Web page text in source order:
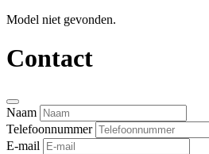
Model niet gevonden.
Contact
Naam
Telefoonnummer
E-mail